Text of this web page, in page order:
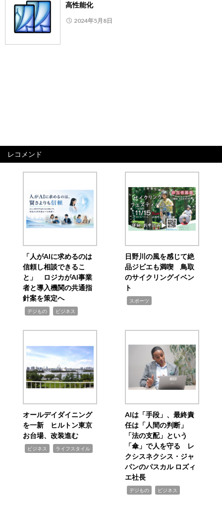
高性能化
2024年5月8日
レコメンド
「人がAIに求めるのは
信頼し相談できるこ
と」 ロジカがAI事業
者と導入機関の共通指
針案を策定へ
デジもの ビジネス
日野川の風を感じて絶
品ジビエも満喫 鳥取
のサイクリングイベン
ト
スポーツ
オールデイダイニング
を一新 ヒルトン東京
お台場、改装進む
ビジネス ライフスタイル
AIは「手段」、最終責
任は「人間の判断」
「法の支配」という
「傘」で人を守る レ
クシスネクシス・ジャ
パンのパスカル ロズィ
エ社長
デジもの ビジネス